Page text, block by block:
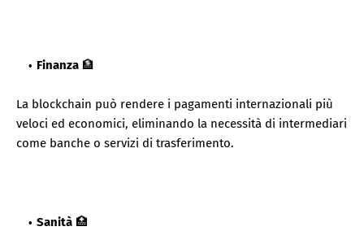
Finanza 🏦
La blockchain può rendere i pagamenti internazionali più
veloci ed economici, eliminando la necessità di intermediari
come banche o servizi di trasferimento.
Sanità 🏥